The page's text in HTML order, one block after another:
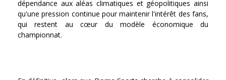
dépendance aux aléas climatiques et géopolitiques ainsi
qu'une pression continue pour maintenir l'intérêt des fans,
qui restent au cœur du modèle économique du
championnat.